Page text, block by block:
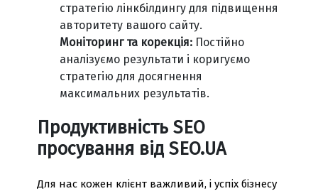
стратегію лінкбілдингу для підвищення
авторитету вашого сайту.
Моніторинг та корекція: Постійно
аналізуємо результати і коригуємо
стратегію для досягнення
максимальних результатів.
Продуктивність SEO
просування від SEO.UA
Для нас кожен клієнт важливий, і успіх бізнесу